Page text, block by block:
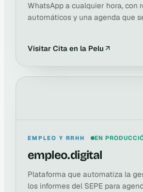
WhatsApp a cualquier hora, con
automáticos y una agenda que
Visitar Cita en la Pelu
EMPLEO Y RRHH EN
empleo.digital
Plataforma que automatiza la
los informes del SEPE para